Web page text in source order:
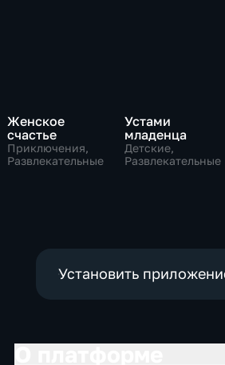
Женское
счастье
Приключения,
Развлекательные
Устами
младенца
Детские,
Развлекательные
Установить